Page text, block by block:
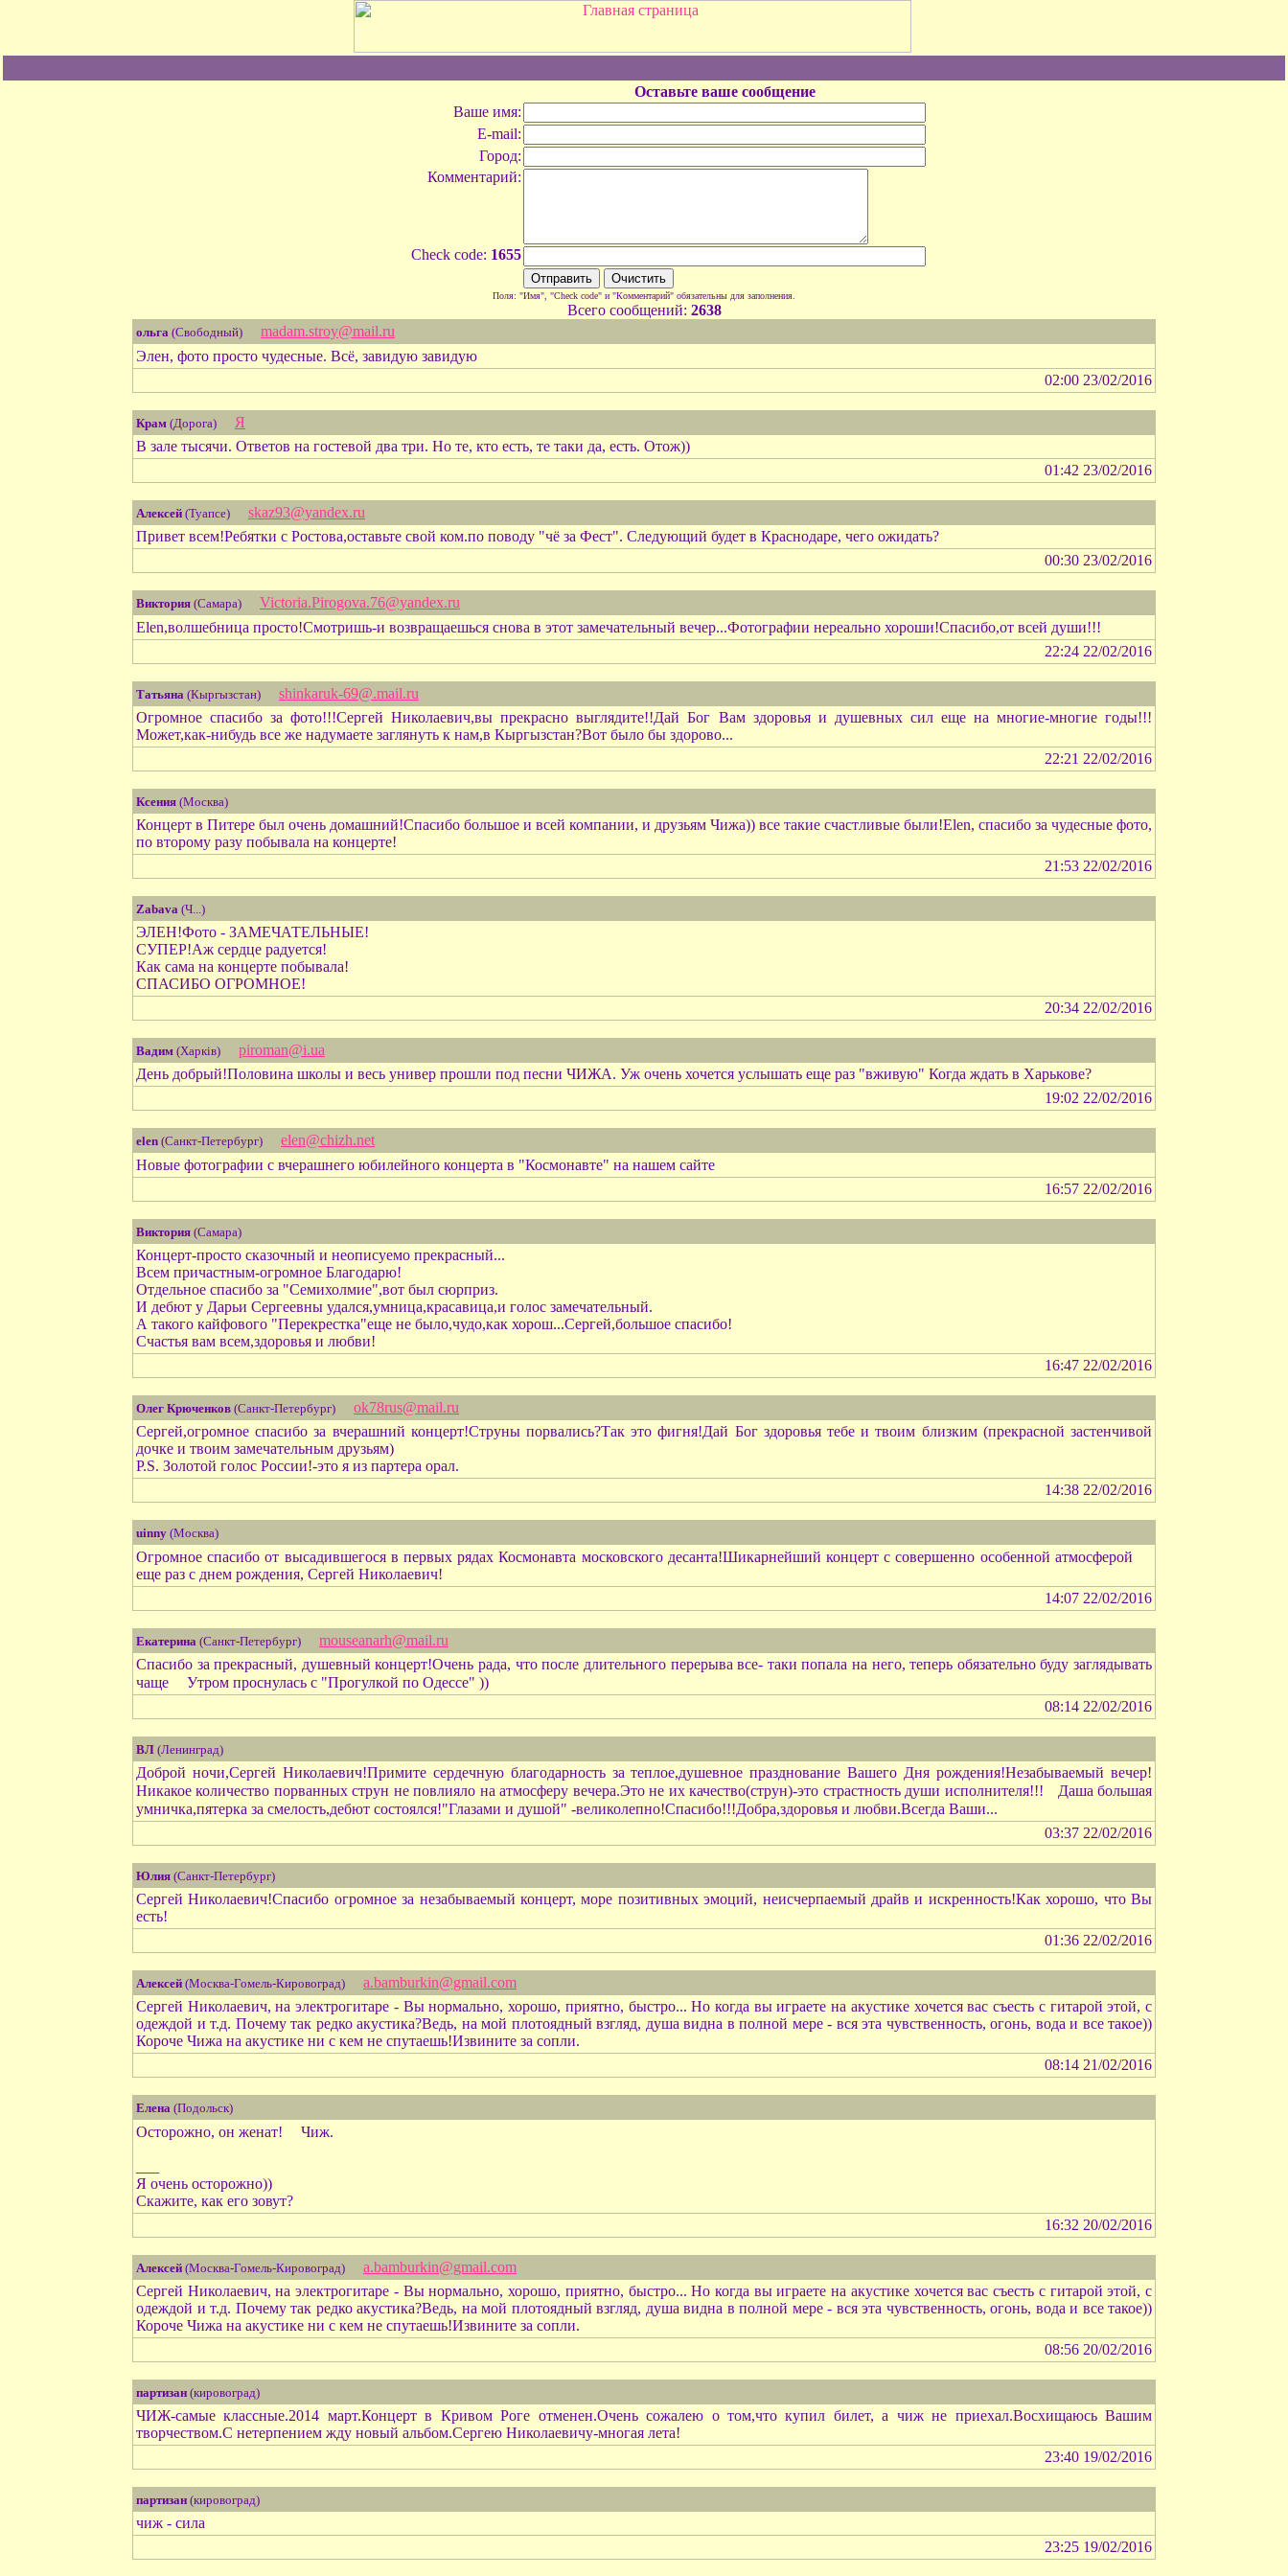
Оставьте ваше сообщение
Ваше имя:
E-mail:
Город:
Комментарий:
Check code: 1655
Поля: "Имя", "Check code" и "Комментарий" обязательны для заполнения.
Всего сообщений: 2638
ольга (Свободный)
madam.stroy@mail.ru
Элен, фото просто чудесные. Всё, завидую завидую
02:00 23/02/2016
Крам (Дорога)
Я
В зале тысячи. Ответов на гостевой два три. Но те, кто есть, те таки да, есть. Отож))
01:42 23/02/2016
Алексей (Туапсе)
skaz93@yandex.ru
Привет всем!Ребятки с Ростова,оставьте свой ком.по поводу "чё за Фест". Следующий будет в Краснодаре, чего ожидать?
00:30 23/02/2016
Виктория (Самара)
Victoria.Pirogova.76@yandex.ru
Еlen,волшебница просто!Смотришь-и возвращаешься снова в этот замечательный вечер...Фотографии нереально хороши!Спасибо,от всей души!!!
22:24 22/02/2016
Татьяна (Кыргызстан)
shinkaruk-69@.mail.ru
Огромное спасибо за фото!!!Сергей Николаевич,вы прекрасно выглядите!!Дай Бог Вам здоровья и душевных сил еще на многие-многие годы!!!
Может,как-нибудь все же надумаете заглянуть к нам,в Кыргызстан?Вот было бы здорово...
22:21 22/02/2016
Ксения (Москва)
Концерт в Питере был очень домашний!Спасибо большое и всей компании, и друзьям Чижа)) все такие счастливые были!Elen, спасибо за чудесные фото,
по второму разу побывала на концерте!
21:53 22/02/2016
Zabava (Ч...)
ЭЛЕН!Фото - ЗАМЕЧАТЕЛЬНЫЕ!
СУПЕР!Аж сердце радуется!
Как сама на концерте побывала!
СПАСИБО ОГРОМНОЕ!
20:34 22/02/2016
Вадим (Харків)
piroman@i.ua
День добрый!Половина школы и весь универ прошли под песни ЧИЖА. Уж очень хочется услышать еще раз "вживую" Когда ждать в Харькове?
19:02 22/02/2016
elen (Санкт-Петербург)
elen@chizh.net
Новые фотографии с вчерашнего юбилейного концерта в "Космонавте" на нашем сайте
16:57 22/02/2016
Виктория (Самара)
Концерт-просто сказочный и неописуемо прекрасный...
Всем причастным-огромное Благодарю!
Отдельное спасибо за "Семихолмие",вот был сюрприз.
И дебют у Дарьи Сергеевны удался,умница,красавица,и голос замечательный.
А такого кайфового "Перекрестка"еще не было,чудо,как хорош...Сергей,большое спасибо!
Счастья вам всем,здоровья и любви!
16:47 22/02/2016
Олег Крюченков (Санкт-Петербург)
ok78rus@mail.ru
Сергей,огромное спасибо за вчерашний концерт!Струны порвались?Так это фигня!Дай Бог здоровья тебе и твоим близким (прекрасной застенчивой
дочке и твоим замечательным друзьям)
P.S. Золотой голос России!-это я из партера орал.
14:38 22/02/2016
uinny (Москва)
Огромное спасибо от высадившегося в первых рядах Космонавта московского десанта!Шикарнейший концерт с совершенно особенной атмосферой
еще раз с днем рождения, Сергей Николаевич!
14:07 22/02/2016
Екатерина (Санкт-Петербург)
mouseanarh@mail.ru
Спасибо за прекрасный, душевный концерт!Очень рада, что после длительного перерыва все- таки попала на него, теперь обязательно буду заглядывать
чаще
Утром проснулась с "Прогулкой по Одессе" ))
08:14 22/02/2016
ВЛ (Ленинград)
Доброй ночи,Сергей Николаевич!Примите сердечную благодарность за теплое,душевное празднование Вашего Дня рождения!Незабываемый вечер!
Никакое количество порванных струн не повлияло на атмосферу вечера.Это не их качество(струн)-это страстность души исполнителя!!!
Даша большая
умничка,пятерка за смелость,дебют состоялся!"Глазами и душой" -великолепно!Спасибо!!!Добра,здоровья и любви.Всегда Ваши...
03:37 22/02/2016
Юлия (Санкт-Петербург)
Сергей Николаевич!Спасибо огромное за незабываемый концерт, море позитивных эмоций, неисчерпаемый драйв и искренность!Как хорошо, что Вы
есть!
01:36 22/02/2016
Алексей (Москва-Гомель-Кировоград)
a.bamburkin@gmail.com
Сергей Николаевич, на электрогитаре - Вы нормально, хорошо, приятно, быстро... Но когда вы играете на акустике хочется вас съесть с гитарой этой, с
одеждой и т.д. Почему так редко акустика?Ведь, на мой плотоядный взгляд, душа видна в полной мере - вся эта чувственность, огонь, вода и все такое))
Короче Чижа на акустике ни с кем не спутаешь!Извините за сопли.
08:14 21/02/2016
Елена (Подольск)
Осторожно, он женат! Чиж.
Я очень осторожно))
Скажите, как его зовут?
16:32 20/02/2016
Алексей (Москва-Гомель-Кировоград)
a.bamburkin@gmail.com
Сергей Николаевич, на электрогитаре - Вы нормально, хорошо, приятно, быстро... Но когда вы играете на акустике хочется вас съесть с гитарой этой, с
одеждой и т.д. Почему так редко акустика?Ведь, на мой плотоядный взгляд, душа видна в полной мере - вся эта чувственность, огонь, вода и все такое))
Короче Чижа на акустике ни с кем не спутаешь!Извините за сопли.
08:56 20/02/2016
партизан (кировоград)
ЧИЖ-самые классные.2014 март.Концерт в Кривом Роге отменен.Очень сожалею о том,что купил билет, а чиж не приехал.Восхищаюсь Вашим
творчеством.С нетерпением жду новый альбом.Сергею Николаевичу-многая лета!
23:40 19/02/2016
партизан (кировоград)
чиж - сила
23:25 19/02/2016